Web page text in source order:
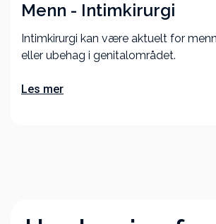
Menn - Intim­kirurgi
Intimkirurgi kan være aktuelt for
eller ubehag i genitalområdet.
Les mer